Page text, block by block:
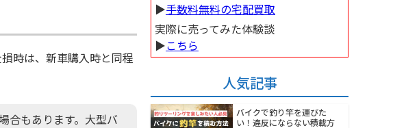
時は、新車購入時と同程
合もあります。大型バ
▶︎手数料無料の宅配買取
実際に売ってみた体験談
▶︎こちら
人気記事
バイクで釣り竿を運びた
い！違反にならない積載方